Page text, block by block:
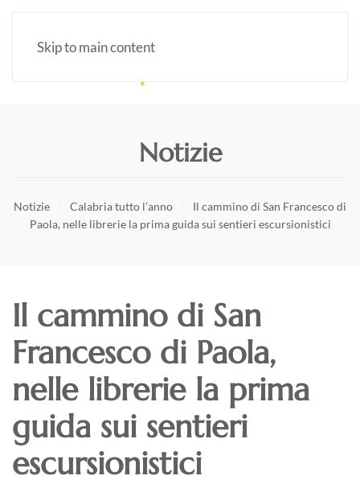
Skip to main content
Notizie
Notizie Calabria tutto l’anno
Il cammino di San Francesco di
Paola, nelle librerie la prima guida sui sentieri escursionistici
Il cammino di San
Francesco di Paola,
nelle librerie la prima
guida sui sentieri
escursionistici